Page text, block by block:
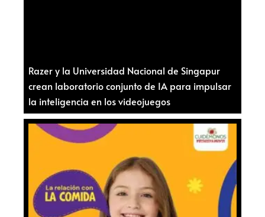
Razer y la Universidad Nacional de Singapur
crean laboratorio conjunto de IA para impulsar
la inteligencia en los videojuegos